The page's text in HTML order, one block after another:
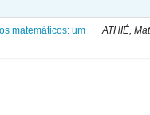
matemáticos: um
ATHIÉ,